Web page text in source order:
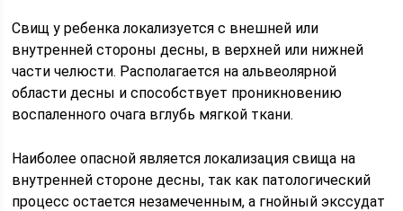
Свищ у ребенка локализуется с внешней или
внутренней стороны десны, в верхней или нижней
части челюсти. Располагается на альвеолярной
области десны и способствует проникновению
воспаленного очага вглубь мягкой ткани.
Наиболее опасной является локализация свища на
внутренней стороне десны, так как патологический
процесс остается незамеченным, а гнойный экссудат